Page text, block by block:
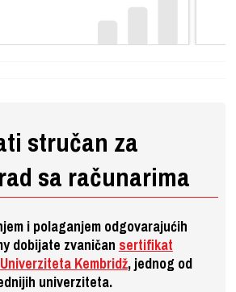
stručan za
sa računarima
i polaganjem odgovarajućih
dobijate zvaničan sertifikat
Kembridž, jednog od
univerziteta.